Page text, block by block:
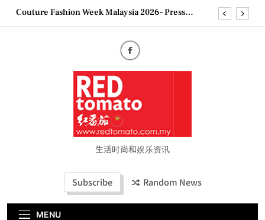
SkipCouture Fashion Week Malaysia 2026– Press
妈妈提供分享剖腹产复原历程的空间
2026 全国房地产大奖创历史纪录 见证马来西亚房
地产经纪行业蓬勃发展
Epson reinvents affordable printing with next-
generation EcoTank Series
Couture Fashion Week Malaysia 2026– Press
“See Her Heal – 1,000 Untold Stories” 为马来西亚
妈妈提供分享剖腹产复原历程的空间
地产经纪行业蓬勃发展
生活时尚和娱乐资讯
Subscribe Random News
MENU